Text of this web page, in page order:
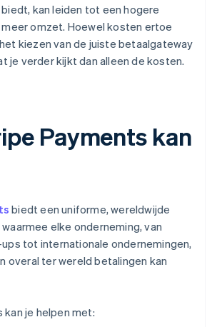
kan leiden tot een hogere
omzet. Hoewel kosten ertoe
kiezen van de juiste betaalgateway
je verder kijkt dan alleen de kosten.
Payments kan
biedt een uniforme, wereldwijde
elke onderneming, van
tot internationale ondernemingen,
overal ter wereld betalingen kan
je helpen met: